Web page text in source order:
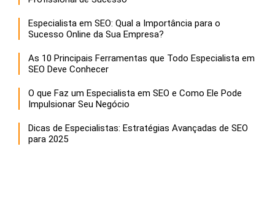
Especialista em SEO: Qual a Importância para o
Sucesso Online da Sua Empresa?
As 10 Principais Ferramentas que Todo Especialista em
SEO Deve Conhecer
O que Faz um Especialista em SEO e Como Ele Pode
Impulsionar Seu Negócio
Dicas de Especialistas: Estratégias Avançadas de SEO
para 2025